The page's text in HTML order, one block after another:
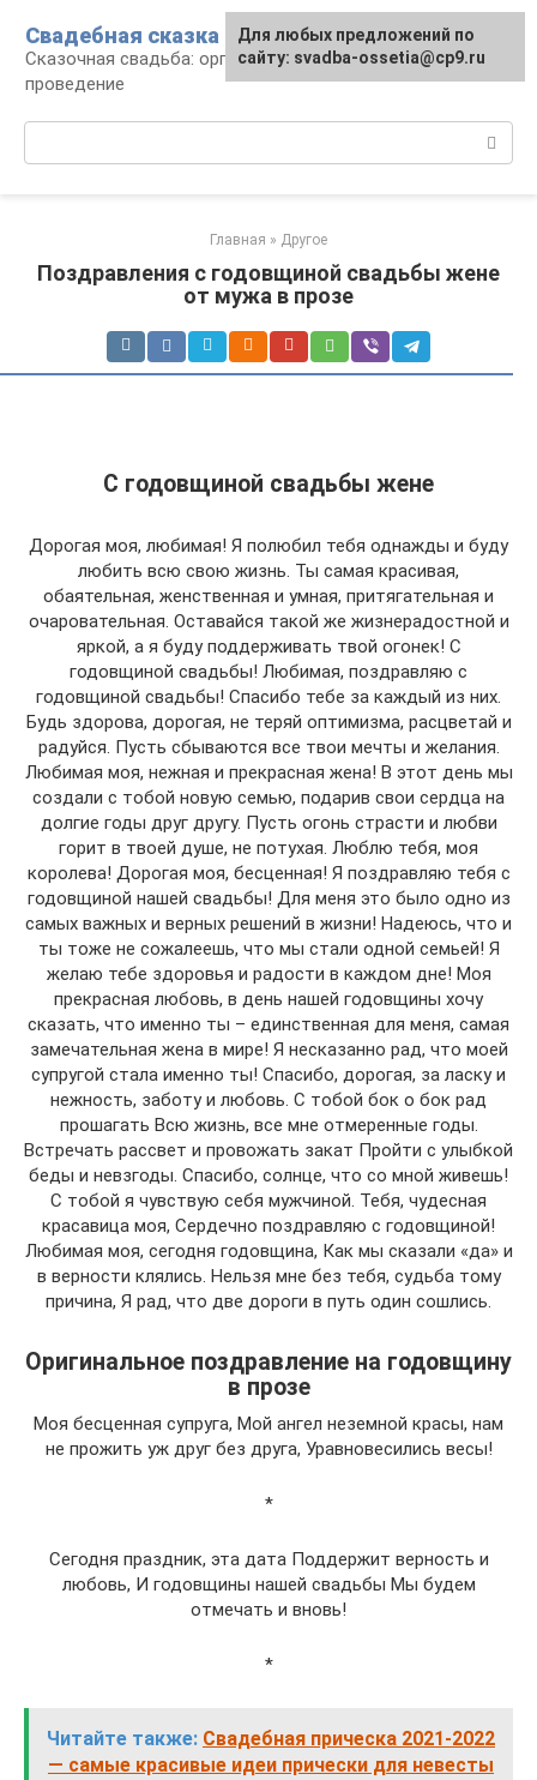
контенту
Свадебная сказка
Сказочная свадьба: организация и
проведение
Главная » Другое
Поздравления с годовщиной свадьбы жене
от мужа в прозе
С годовщиной свадьбы жене
Дорогая моя, любимая! Я полюбил тебя однажды и буду
любить всю свою жизнь. Ты самая красивая,
обаятельная, женственная и умная, притягательная и
очаровательная. Оставайся такой же жизнерадостной и
яркой, а я буду поддерживать твой огонек! С
годовщиной свадьбы! Любимая, поздравляю с
годовщиной свадьбы! Спасибо тебе за каждый из них.
Будь здорова, дорогая, не теряй оптимизма, расцветай и
радуйся. Пусть сбываются все твои мечты и желания.
Любимая моя, нежная и прекрасная жена! В этот день мы
создали с тобой новую семью, подарив свои сердца на
долгие годы друг другу. Пусть огонь страсти и любви
горит в твоей душе, не потухая. Люблю тебя, моя
королева! Дорогая моя, бесценная! Я поздравляю тебя с
годовщиной нашей свадьбы! Для меня это было одно из
самых важных и верных решений в жизни! Надеюсь, что и
ты тоже не сожалеешь, что мы стали одной семьей! Я
желаю тебе здоровья и радости в каждом дне! Моя
прекрасная любовь, в день нашей годовщины хочу
сказать, что именно ты – единственная для меня, самая
замечательная жена в мире! Я несказанно рад, что моей
супругой стала именно ты! Спасибо, дорогая, за ласку и
нежность, заботу и любовь. С тобой бок о бок рад
прошагать Всю жизнь, все мне отмеренные годы.
Встречать рассвет и провожать закат Пройти с улыбкой
беды и невзгоды. Спасибо, солнце, что со мной живешь!
С тобой я чувствую себя мужчиной. Тебя, чудесная
красавица моя, Сердечно поздравляю с годовщиной!
Любимая моя, сегодня годовщина, Как мы сказали «да» и
в верности клялись. Нельзя мне без тебя, судьба тому
причина, Я рад, что две дороги в путь один сошлись.
Оригинальное поздравление на годовщину
в прозе
Моя бесценная супруга, Мой ангел неземной красы, нам
не прожить уж друг без друга, Уравновесились весы!
*
Сегодня праздник, эта дата Поддержит верность и
любовь, И годовщины нашей свадьбы Мы будем
отмечать и вновь!
*
Читайте также: Свадебная прическа 2021-2022
— самые красивые идеи прически для невесты
Для любых предложений по
сайту: svadba-ossetia@cp9.ru